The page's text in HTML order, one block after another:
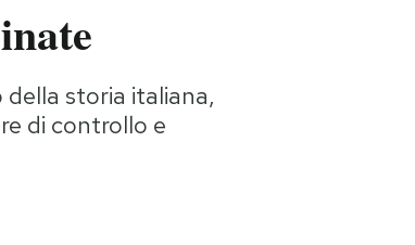
storia italiana,
di controllo e